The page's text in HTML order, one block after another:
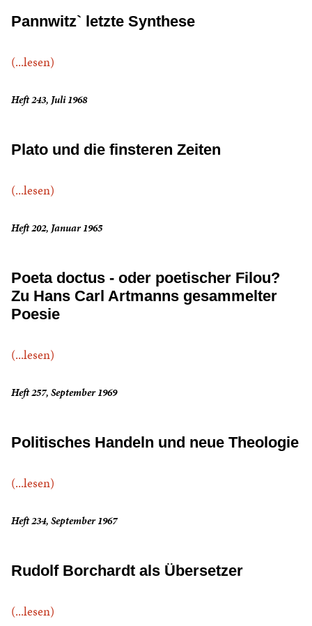
Pannwitz` letzte Synthese
(...lesen)
Heft 243, Juli 1968
Plato und die finsteren Zeiten
(...lesen)
Heft 202, Januar 1965
Poeta doctus - oder poetischer Filou?
Zu Hans Carl Artmanns gesammelter
Poesie
(...lesen)
Heft 257, September 1969
Politisches Handeln und neue Theologie
(...lesen)
Heft 234, September 1967
Rudolf Borchardt als Übersetzer
(...lesen)